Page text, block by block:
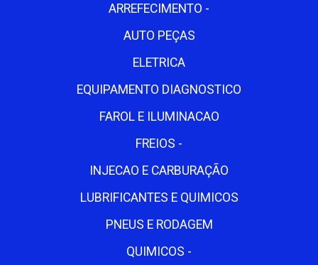
ARREFECIMENTO -
AUTO PEÇAS
ELETRICA
EQUIPAMENTO DIAGNOSTICO
FAROL E ILUMINACAO
FREIOS -
INJECAO E CARBURAÇÃO
LUBRIFICANTES E QUIMICOS
PNEUS E RODAGEM
QUIMICOS -